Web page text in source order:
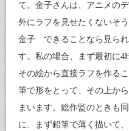
て。金子さんは、アニメの
外にラフを見せたくないそう
金子 できることなら見ら
す。私の場合、まず最初に
その絵から直接ラフを作る
筆で形をとって、その上か
まいます。総作監のときも
に、まず鉛筆で薄く描いて